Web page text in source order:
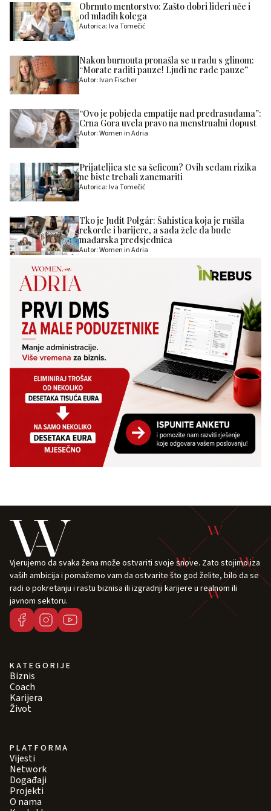
Obrnuto mentorstvo: Zašto dobri lideri uče i
od mlađih kolega
Autorica: Iva Tomečić
Nakon burnouta pronašla se u radu s glinom:
“Morate raditi pauze! Ljudi ne rade pauze”
Autor: Ivan Fischer
“Ovo je pobjeda empatije nad predrasudama”:
Crna Gora uvela pravo na menstrualni dopust
Autor: Women in Adria
Prijateljica ste sa šeficom? Ovih sedam rizika
ne biste trebali zanemariti
Autorica: Iva Tomečić
Tko je Judit Polgár: Šahistica koja je rušila
rekorde i barijere, a sada žele da bude
mađarska predsjednica
Autor: Women in Adria
Vjerujemo da svaka žena može ostvariti svoje snove. Zato stojimo iza
vaših ambicija i pomažemo vam da ostvarite što god želite, bilo da se
radi o pokretanju i rastu biznisa ili izgradnji karijere u realnom ili
javnom sektoru.
KATEGORIJE
Biznis
Coach
Karijera
Život
PLATFORMA
Vijesti
Network
Događaji
Projekti
O nama